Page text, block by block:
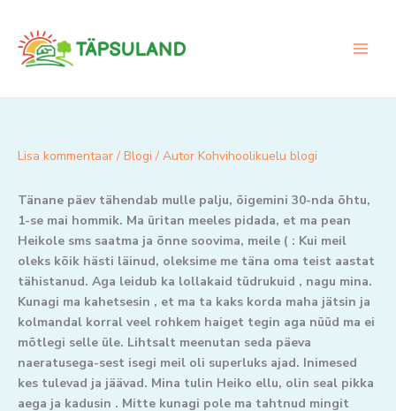
content
Lisa kommentaar / Blogi / Autor Kohvihoolikuelu blogi
Tänane päev tähendab mulle palju, õigemini 30-nda õhtu,
1-se mai hommik. Ma üritan meeles pidada, et ma pean
Heikole sms saatma ja õnne soovima, meile ( : Kui meil
oleks kõik hästi läinud, oleksime me täna oma teist aastat
tähistanud. Aga leidub ka lollakaid tüdrukuid , nagu mina.
Kunagi ma kahetsesin , et ma ta kaks korda maha jätsin ja
kolmandal korral veel rohkem haiget tegin aga nüüd ma ei
mõtlegi selle üle. Lihtsalt meenutan seda päeva
naeratusega-sest isegi meil oli superluks ajad. Inimesed
kes tulevad ja jäävad. Mina tulin Heiko ellu, olin seal pikka
aega ja kadusin . Mitte kunagi pole ma tahtnud mingit